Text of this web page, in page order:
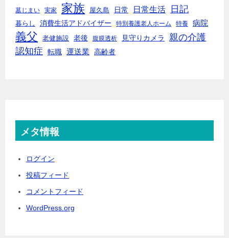
墓じまい 実家 家族 屋久島 日常 日常生活 日記
暮らし 消費生活アドバイザー 特別養護老人ホーム 特養 病院
義父 老健施設 老後 腹膜透析 見守りカメラ
親の介護
認知症
転職 運送業 高齢者
メタ情報
ログイン
投稿フィード
コメントフィード
WordPress.org